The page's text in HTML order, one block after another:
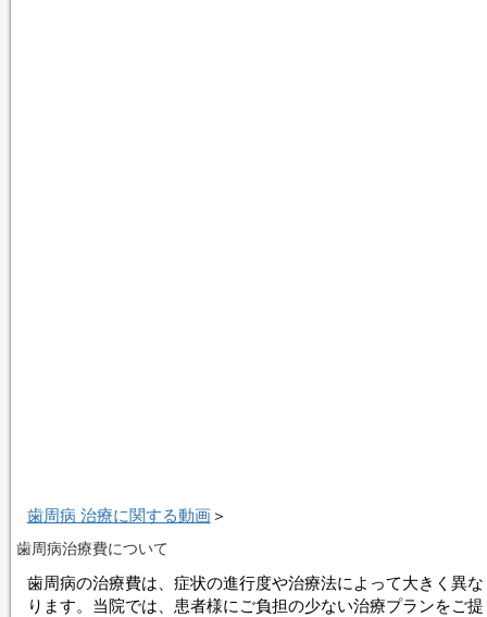
歯周病 治療に関する動画＞
歯周病治療費について
歯周病の治療費は、症状の進行度や治療法によって大きく異な
ります。当院では、患者様にご負担の少ない治療プランをご提